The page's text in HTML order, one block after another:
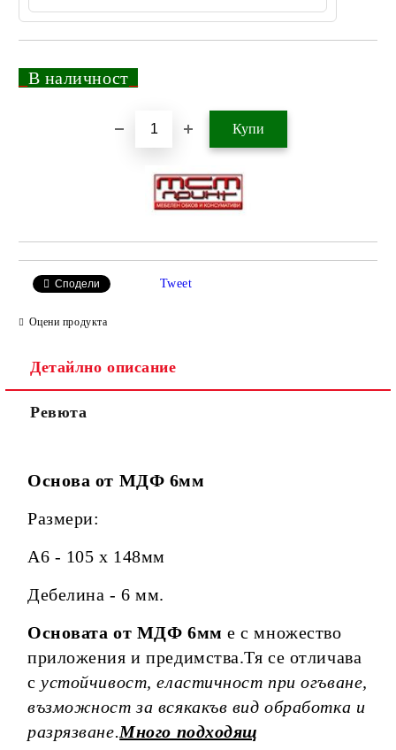
В наличност
Сподели Tweet
Оцени продукта
Детайлно описание
Ревюта
Основа от МДФ 6мм
Размери:
A6 - 105 х 148мм
Дебелина - 6 мм.
Основата от МДФ 6мм е с множество
приложения и предимства.Тя се отличава
сустойчивост, еластичност при огъване,
възможност за всякакъв вид обработка и
разрязване.Много подходящ